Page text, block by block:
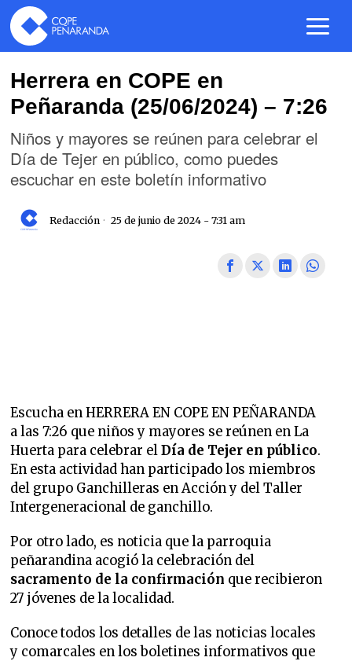
Herrera en COPE en
Peñaranda (25/06/2024) – 7:26
Niños y mayores se reúnen para celebrar el
Día de Tejer en público, como puedes
escuchar en este boletín informativo
Redacción 25 de junio de 2024 - 7:31 am
Escucha en HERRERA EN COPE EN PEÑARANDA
a las 7:26 que niños y mayores se reúnen en La
Huerta para celebrar elDía de Tejer en público.
En esta actividad han participado los miembros
del grupo Ganchilleras en Acción y del Taller
Intergeneracional de ganchillo.
Por otro lado, es noticia que la parroquia
peñarandina acogió la celebración del
sacramento de la confirmación que recibieron
27 jóvenes de la localidad.
Conoce todos los detalles de las noticias locales
y comarcales en los boletines informativos que